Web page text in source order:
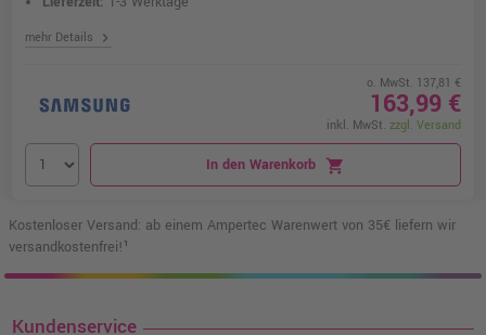
mehr Details chevron_right
o. MwSt. 137,81 €
163,99 €
inkl. MwSt. zzgl. Versand
In den Warenkorb shopping_cart
Kostenloser Versand: ab einem Ampertec Warenwert von 35€ liefern wir
versandkostenfrei!¹
Kundenservice